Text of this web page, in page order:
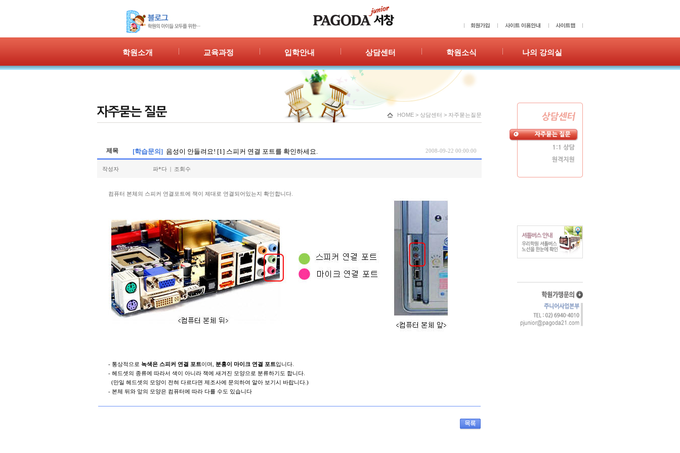
학원소개
학원시설
교육과정 입학안내
신청/결과
상담센터
자주묻는 질문
1:1 상담
학원소식
공지사항
광고홍보
나의 강의실
수강이력
HOME > 상담센터 > 자주묻는질문
제목 [학습문의] 음성이 안들려요! [1] 스피커 연결 포트를 확인하세요. 2008-09-22 00:00:00
작성자 파*다 | 조회수
컴퓨터 본체의 스피커 연결포트에 잭이 제대로 연결되어있는지 확인합니다.
- 통상적으로 녹색은 스피커 연결 포트이며 분홍이 마이크 연결 포트입니다
- 헤드셋의 종류에 따라서 색이 아니라 잭에 새겨진 모양으로 분류하기도 합니다
(만일 헤드셋의 모양이 전혀 다르다면 제조사에 문의하여 알아 보기시 바랍니다 .)
- 본체 뒤와 앞의 모양은 컴퓨터에 따라 다를 수도 있습니다